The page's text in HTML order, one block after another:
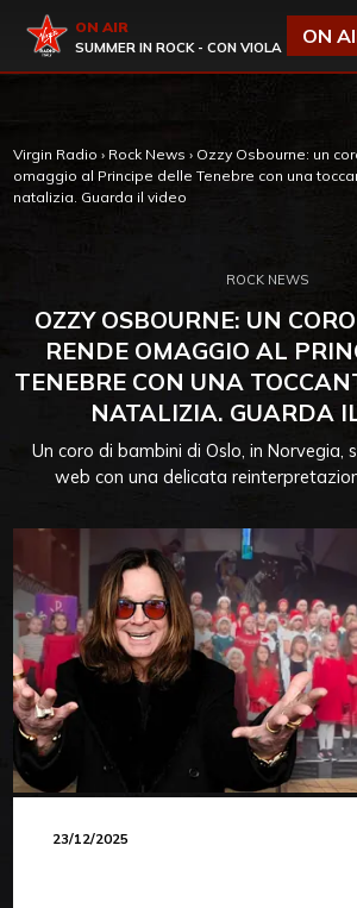
Virgin Radio
ON AIR
SUMMER IN ROCK - CON VIOLA
ON
Virgin Radio › Rock News › Ozzy Osbourne: un
omaggio al Principe delle Tenebre con una
natalizia. Guarda il video
ROCK NEWS
OZZY OSBOURNE: UN
RENDE OMAGGIO AL
TENEBRE CON UNA
NATALIZIA. GUARDA
Un coro di bambini di Oslo, in Norvegia,
web con una delicata
23/12/2025